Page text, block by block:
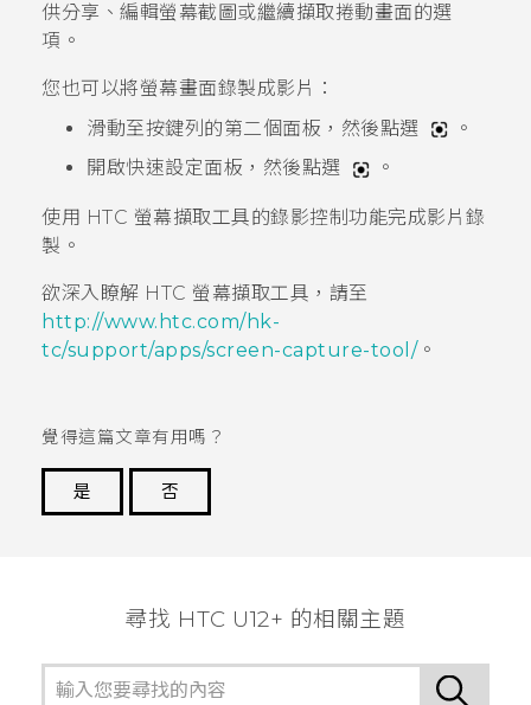
供分享、編輯螢幕截圖或繼續擷取捲動畫面的選
項。
您也可以將螢幕畫面錄製成影片：
滑動至按鍵列 的第二個面板，然後點選
。
開啟快速設定面板，然後點選 。
使用 HTC 螢幕擷取工具的錄影控制功能完成影片錄
製。
欲深入瞭解 HTC 螢幕擷取工具 ，請至
http://www.htc.com/hk-
tc/support/apps/screen-capture-tool/。
覺得這篇文章有用嗎？
是
否
尋找 HTC U12+ 的相關主題